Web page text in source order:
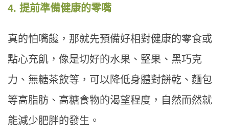
4. 提前準備健康的零嘴
真的怕嘴饞，那就先預備好相對健康的零食或
點心充飢，像是切好的水果、堅果、黑巧克
力、無糖茶飲等，可以降低身體對餅乾、麵包
等高脂肪、高糖食物的渴望程度，自然而然就
能減少肥胖的發生。